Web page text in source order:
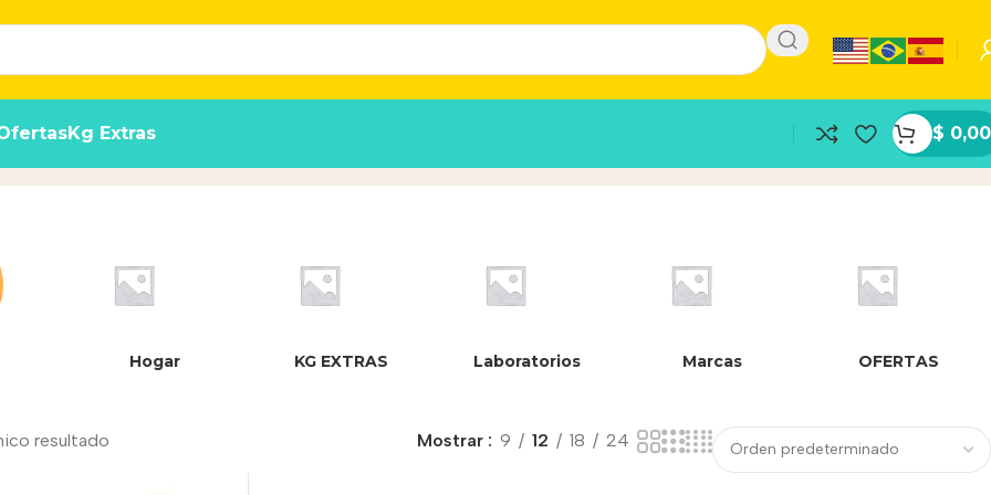
Kg Extras $ 0,00
Perros 5 Sticks X 3 Sobres
Hogar KG EXTRAS Laboratorios Marcas OFERTAS
resultado Mostrar 9 12 18 24